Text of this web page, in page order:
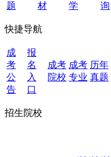
题
材
学
询
快捷导航
成
考
公
告
报
名
入
口
成考
院校
成考
专业
历年
真题
招生院校